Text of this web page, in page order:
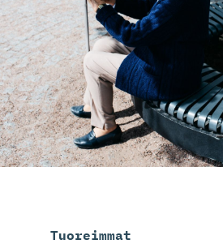
Tuoreimmat